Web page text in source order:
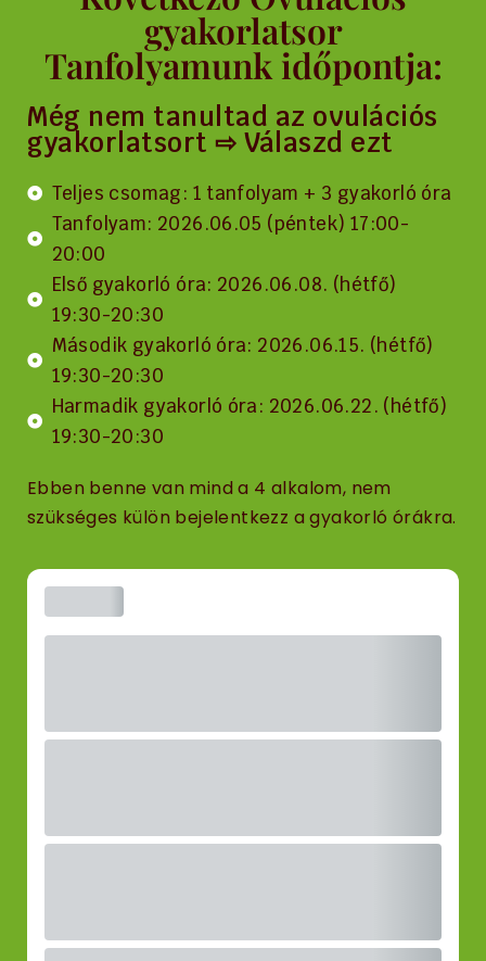
gyakorlatsor
Tanfolyamunk időpontja:
Még nem tanultad az ovulációs
gyakorlatsort ⇨ Válaszd ezt
Teljes csomag: 1 tanfolyam + 3 gyakorló óra
Tanfolyam: 2026.06.05 (péntek) 17:00-
20:00
Első gyakorló óra: 2026.06.08. (hétfő)
19:30-20:30
Második gyakorló óra: 2026.06.15. (hétfő)
19:30-20:30
Harmadik gyakorló óra: 2026.06.22. (hétfő)
19:30-20:30
Ebben benne van mind a 4 alkalom, nem
szükséges külön bejelentkezz a gyakorló órákra.